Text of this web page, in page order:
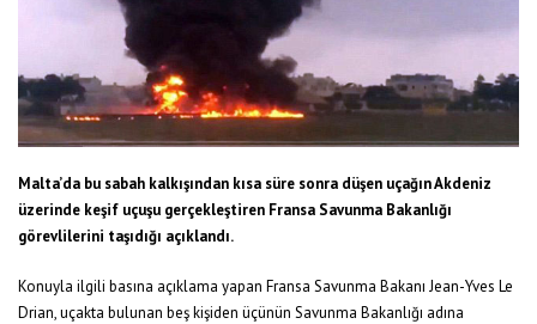
Malta’da bu sabah kalkışından kısa süre sonra düşen uçağın Akdeniz
üzerinde keşif uçuşu gerçekleştiren Fransa Savunma Bakanlığı
görevlilerini taşıdığı açıklandı.
Konuyla ilgili basına açıklama yapan Fransa Savunma Bakanı Jean-Yves Le
Drian, uçakta bulunan beş kişiden üçünün Savunma Bakanlığı adına